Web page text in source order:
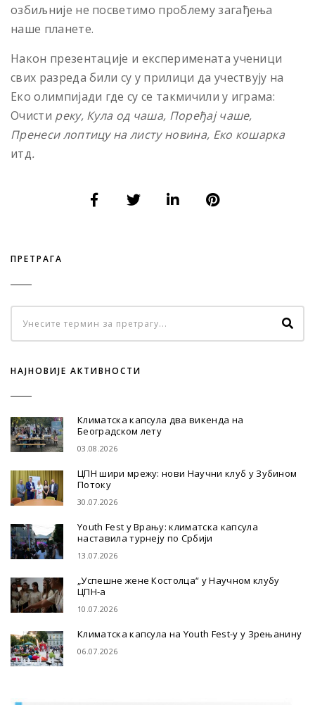
озбиљније не посветимо проблему загађења
наше планете.
Након презентације и експеримената ученици
свих разреда били су у прилици да учествују на
Еко олимпијади где су се такмичили у играма:
Очисти реку, Кула од чаша, Поређај чаше,
Пренеси лоптицу на листу новина, Еко кошарка
итд.
ПРЕТРАГА
НАЈНОВИЈЕ АКТИВНОСТИ
Климатска капсула два викенда на
Београдском лету
03.08.2026
ЦПН шири мрежу: нови Научни клуб у Зубином
Потоку
30.07.2026
Youth Fest у Врању: климатска капсула
наставила турнеју по Србији
13.07.2026
„Успешне жене Костолца“ у Научном клубу
ЦПН-а
10.07.2026
Климатска капсула на Youth Fest-у у Зрењанину
06.07.2026